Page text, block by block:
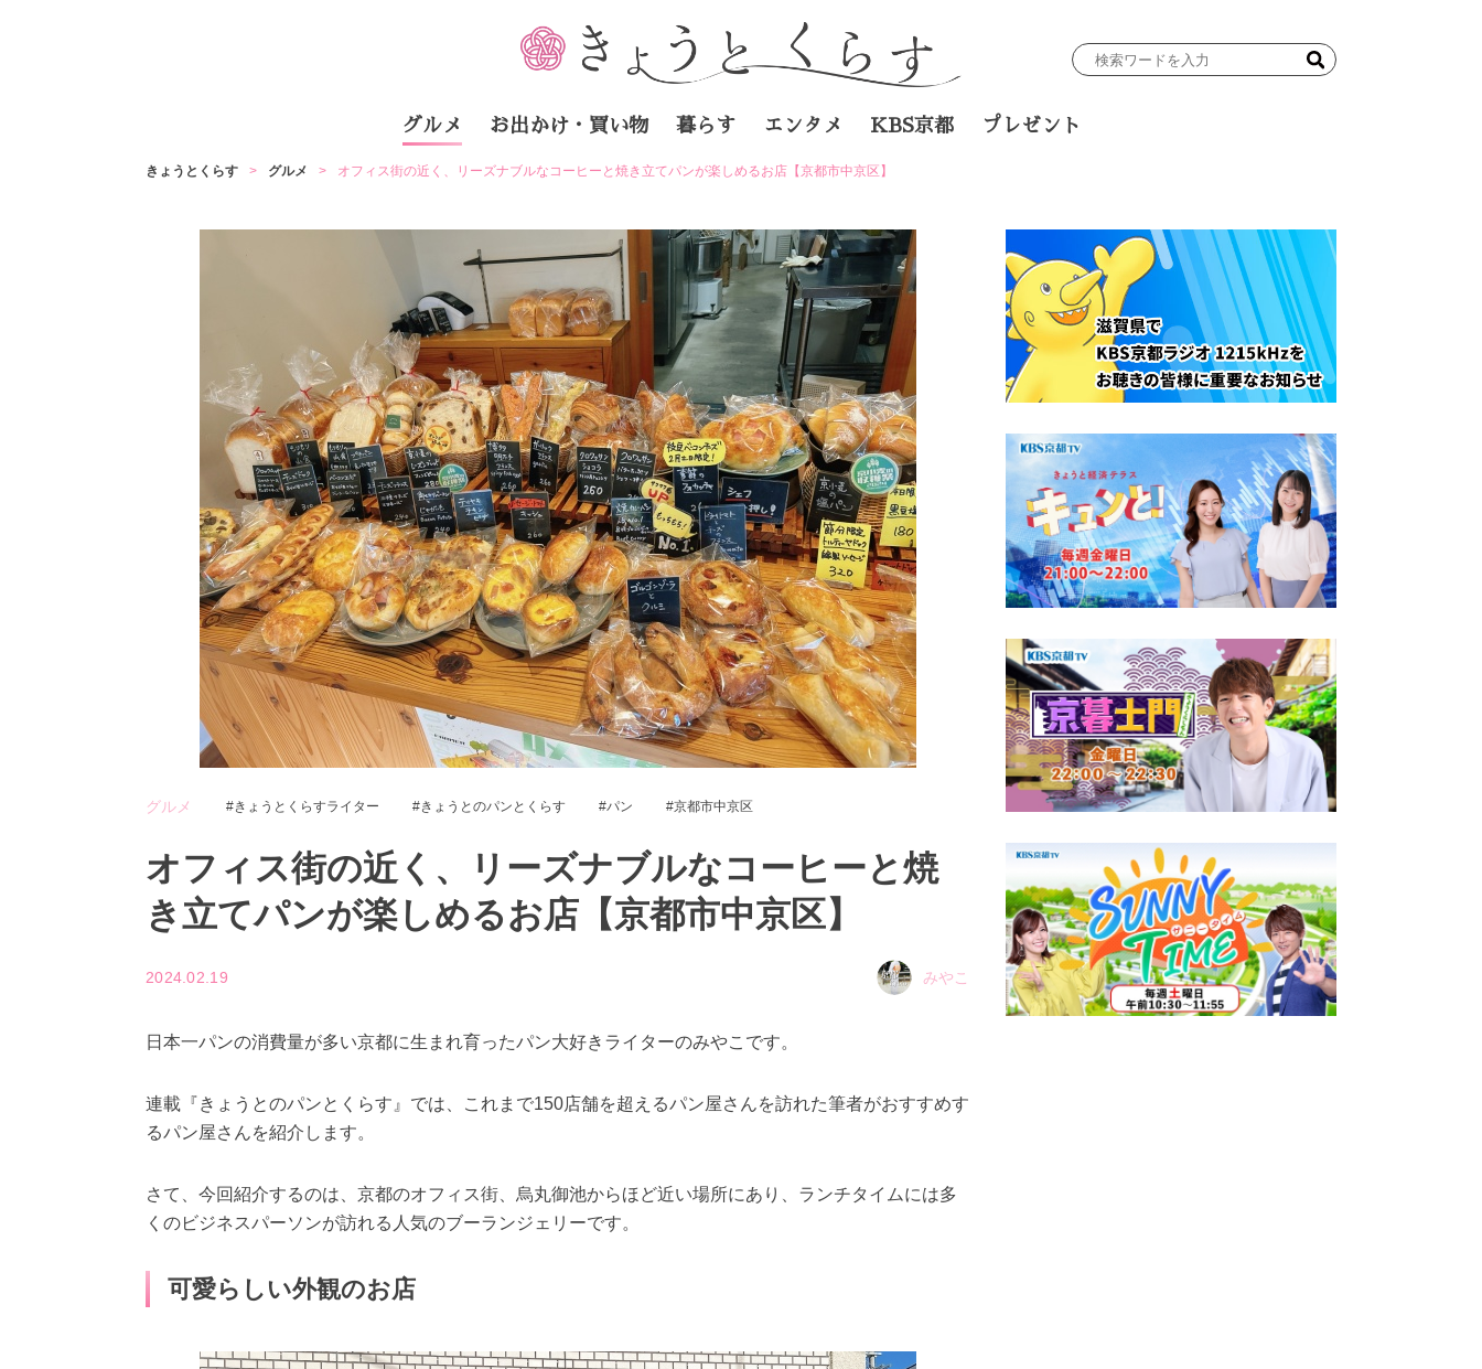
検
力
グルメ お出かけ・買い物 暮らす エンタメ KBS京都 プレゼント
きょうとくらす グルメ オフィス街の近く、リーズナブルなコーヒーと焼き立てパンが楽しめるお店【京都市中京区】
グルメ きょうとくらすライター きょうとのパンとくらす パン 京都市中京区
オフィス街の近く、リーズナブルなコーヒーと焼
き立てパンが楽しめるお店【京都市中京区】
2024.02.19 みやこ
日本一パンの消費量が多い京都に生まれ育ったパン大好きライターのみやこです。
連載『きょうとのパンとくらす』では、これまで150店舗を超えるパン屋さんを訪れた筆者がおすすめす
るパン屋さんを紹介します。
さて、今回紹介するのは、京都のオフィス街、烏丸御池からほど近い場所にあり、ランチタイムには多
くのビジネスパーソンが訪れる人気のブーランジェリーです。
可愛らしい外観のお店